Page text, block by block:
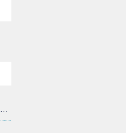
お盆休みのお知らせ｜2026年8月11日〜15日まで休業いたします